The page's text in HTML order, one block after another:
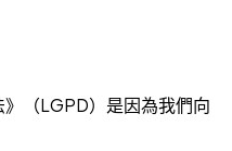
（LGPD）是因為我們向